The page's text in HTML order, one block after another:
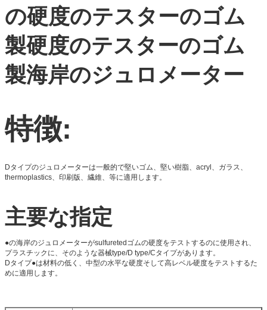
の硬度のテスターのゴム
製硬度のテスターのゴム
製海岸のジュロメーター
特徴:
Dタイプのジュロメーターは一般的で堅いゴム、堅い樹脂、acryl、ガラス、
thermoplastics、印刷版、繊維、等に適用します。
主要な指定
●の海岸のジュロメーターがsulfuretedゴムの硬度をテストするのに使用され、
プラスチックに、そのような器械type/D type/Cタイプがあります。
Dタイプ●は材料の低く、中型の水平な硬度そして高レベル硬度をテストするた
めに適用します。